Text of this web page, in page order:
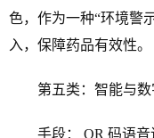
色，作为一种“环境警
入，保障药品有效性。
第五类：智能与数
手段： QR 码语音